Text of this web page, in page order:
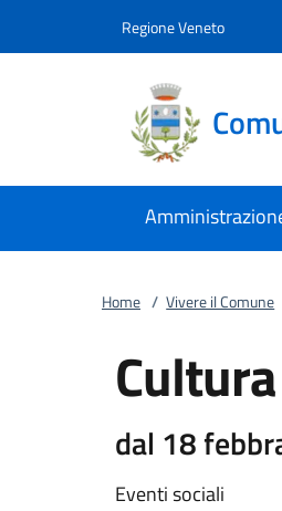
Regione Veneto
Home / Vivere il Comune
dal 18
Eventi sociali